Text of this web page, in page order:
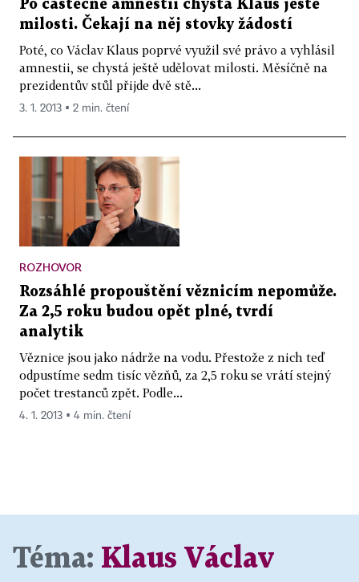
Po částečné amnestii chystá Klaus ještě
milosti. Čekají na něj stovky žádostí
Poté, co Václav Klaus poprvé využil své právo a vyhlásil
amnestii, se chystá ještě udělovat milosti. Měsíčně na
prezidentův stůl přijde dvě stě...
3. 1. 2013 ▪ 2 min. čtení
ROZHOVOR
Rozsáhlé propouštění věznicím nepomůže.
Za 2,5 roku budou opět plné, tvrdí
analytik
Věznice jsou jako nádrže na vodu. Přestože z nich teď
odpustíme sedm tisíc vězňů, za 2,5 roku se vrátí stejný
počet trestanců zpět. Podle...
4. 1. 2013 ▪ 4 min. čtení
Téma: Klaus Václav